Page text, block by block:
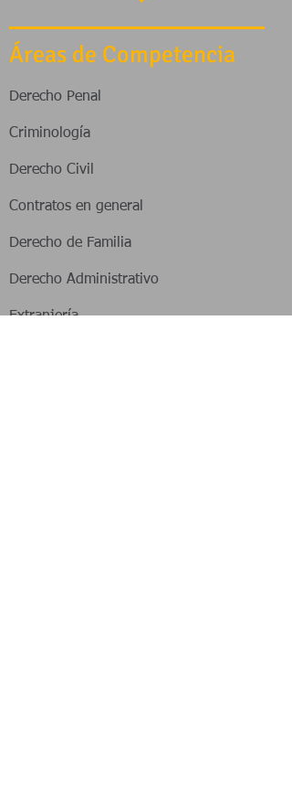
Áreas de Competencia
Derecho Penal
Criminología
Derecho Civil
Contratos en general
Derecho de Familia
Derecho Administrativo
Extranjería